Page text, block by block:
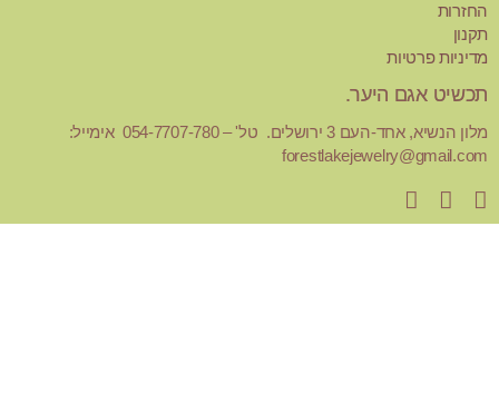
החזרות
תקנון
מדיניות פרטיות
תכשיט אגם היער.
מלון הנשיא, אחד-העם 3 ירושלים. טל' – 054-7707-780 אימייל:
forestlakejewelry@gmail.com